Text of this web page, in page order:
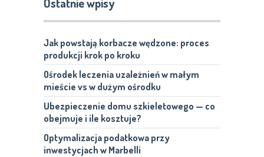
Jak powstają korbacze wędzone: proces
produkcji krok po kroku
Ośrodek leczenia uzależnień w małym
mieście vs w dużym ośrodku
Ubezpieczenie domu szkieletowego — co
obejmuje i ile kosztuje?
Optymalizacja podatkowa przy
inwestycjach w Marbelli